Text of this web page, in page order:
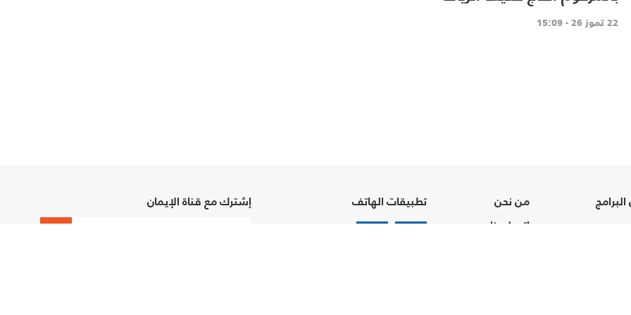
22 تموز 26 - 15:09
من نحن
إتصل بنا
تطبيقات الهاتف إشترك مع قناة الإيمان